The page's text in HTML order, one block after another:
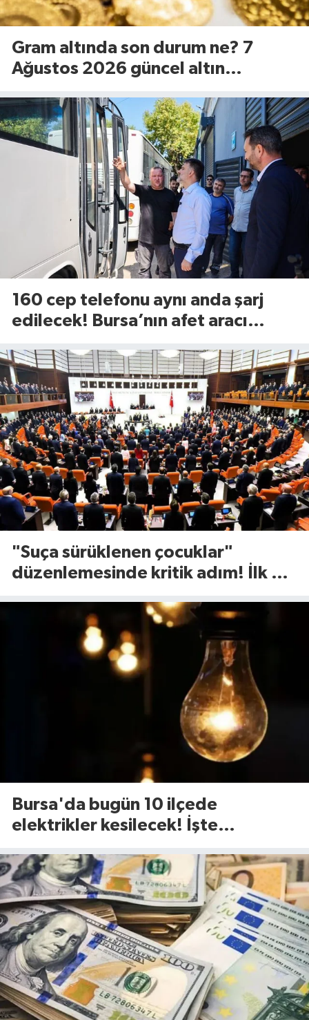
Gram altında son durum ne? 7
Ağustos 2026 güncel altın
160 cep telefonu aynı anda şarj
edilecek! Bursa’nın afet aracı
"Suça sürüklenen çocuklar"
düzenlemesinde kritik adım! İlk 2
Bursa'da bugün 10 ilçede
elektrikler kesilecek! İşte
Cuma)